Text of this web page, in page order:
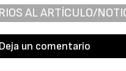
AL ARTÍCULO/
Deja un comentario